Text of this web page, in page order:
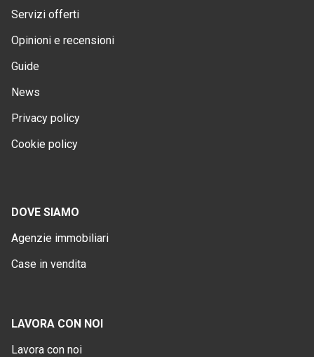
Servizi offerti
Opinioni e recensioni
Guide
News
Privacy policy
Cookie policy
DOVE SIAMO
Agenzie immobiliari
Case in vendita
LAVORA CON NOI
Lavora con noi